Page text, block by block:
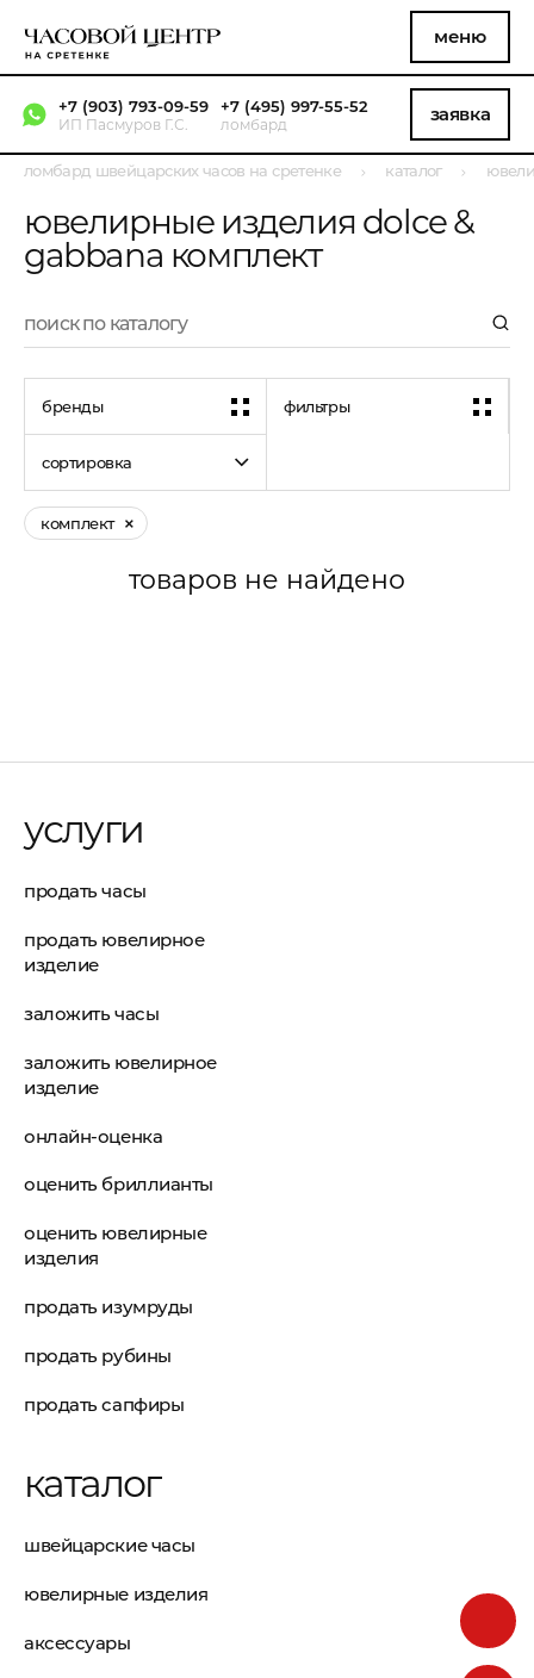
меню
+7 (903) 793-09-59
ИП Пасмуров Г.С.
+7 (495) 997-55-52
ломбард заявка
ломбард швейцарских часов на сретенке каталог
ювелирные изделия dolce &
gabbana комплект
бренды фильтры
сортировка
комплект
товаров не найдено
услуги
продать часы
продать ювелирное
изделие
заложить часы
заложить ювелирное
изделие
онлайн-оценка
оценить бриллианты
оценить ювелирные
изделия
продать изумруды
продать рубины
продать сапфиры
каталог
швейцарские часы
ювелирные изделия
аксессуары